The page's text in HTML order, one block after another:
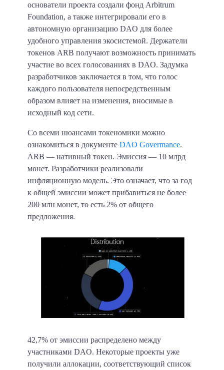
основатели проекта создали фонд Arbitrum
Foundation, а также интегрировали его в
автономную организацию DAO для более
удобного управления экосистемой. Держатели
токенов ARB получают возможность принимать
участие во всех голосованиях в DAO. Задумка
разработчиков заключается в том, что голос
каждого пользователя непосредственным
образом влияет на изменения, вносимые в
исходный код сети.
Со всеми нюансами токеномики можно
ознакомиться в документе DAO Govermance.
ARB — нативный токен. Эмиссия — 10 млрд
монет. Разработчики реализовали
инфляционную модель. Это означает, что за год
к общей эмиссии может прибавиться не более
200 млн монет, то есть 2% от общего
предложения.
42,7% от эмиссии распределено между
участниками DAO. Некоторые проекты уже
получили аллокации, соответствующий список